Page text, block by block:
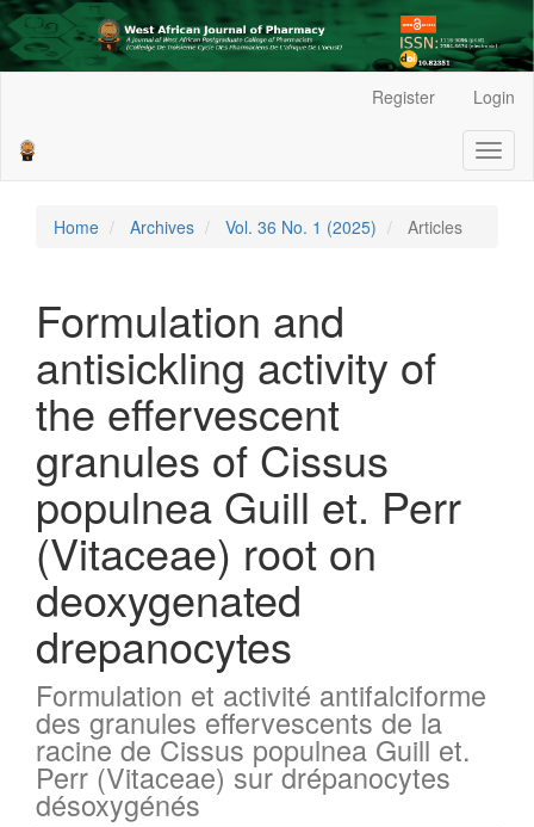
Sidebar
Register Login
Home Archives Vol. 36 No. 1 (2025) Articles
Formulation and
antisickling activity of
the effervescent
granules of Cissus
populnea Guill et. Perr
(Vitaceae) root on
deoxygenated
drepanocytes
Formulation et activité antifalciforme
des granules effervescents de la
racine de Cissus populnea Guill et.
Perr (Vitaceae) sur drépanocytes
désoxygénés